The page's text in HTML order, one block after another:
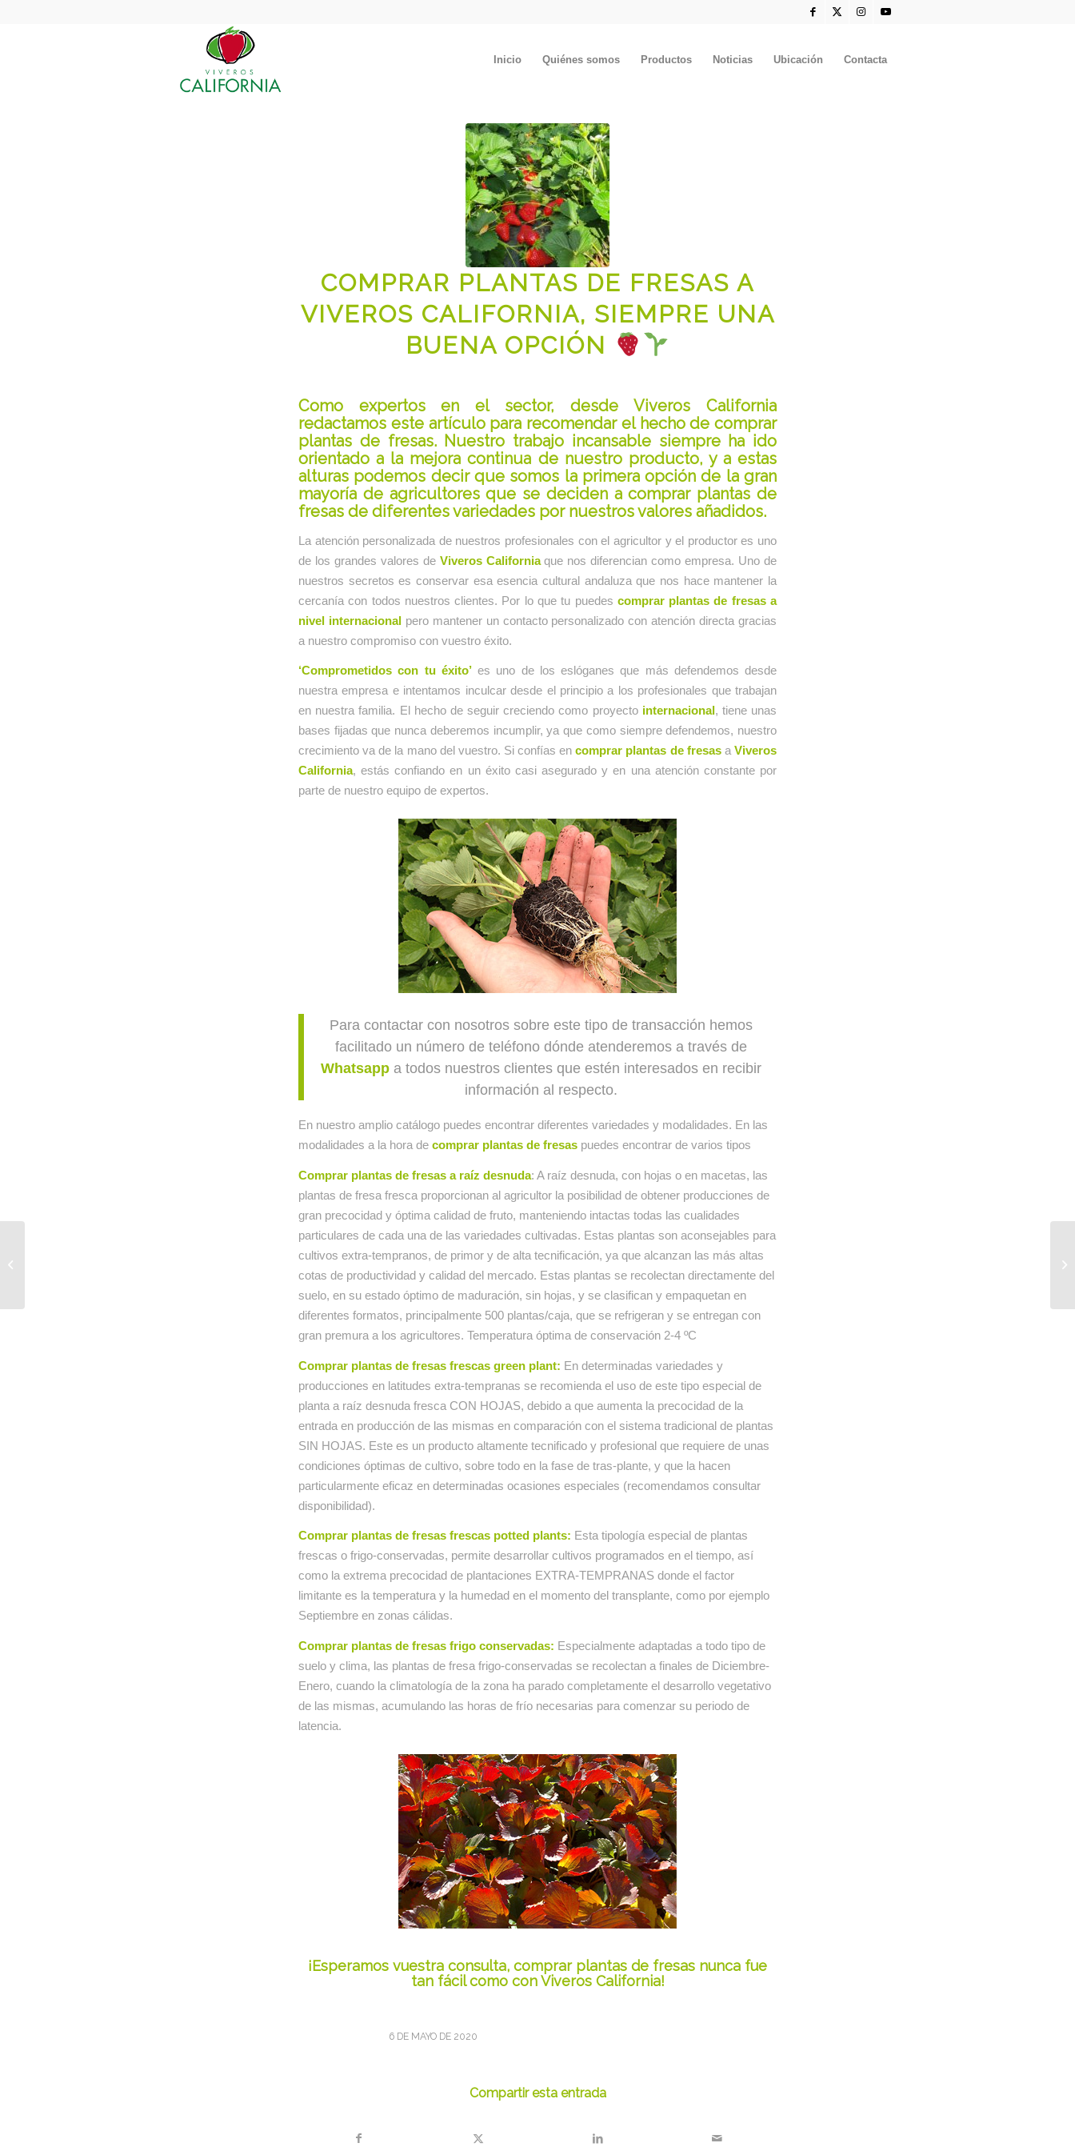
Inicio Quiénes somos Productos Noticias Ubicación Contacta
COMPRAR PLANTAS DE FRESAS A
VIVEROS CALIFORNIA, SIEMPRE UNA
BUENA OPCIÓN
Como expertos en el sector, desdeViveros California
redactamos este artículo para recomendar el hecho de comprar
plantas de fresas. Nuestro trabajo incansable siempre ha ido
orientado a la mejora continua de nuestro producto, y a estas
alturas podemos decir que somos la primera opción de la gran
mayoría de agricultores que se deciden acomprar plantas de
fresas de diferentes variedades por nuestros valores añadidos.
La atención personalizada de nuestros profesionales con el agricultor y el productor es uno
de los grandes valores de Viveros Californiaque nos diferencian como empresa. Uno de
nuestros secretos es conservar esa esencia cultural andaluza que nos hace mantener la
cercanía con todos nuestros clientes. Por lo que tu puedes comprar plantas de fresas a
nivel internacionalpero mantener un contacto personalizado con atención directa gracias
a nuestro compromiso con vuestro éxito.
‘Comprometidos con tu éxito’es uno de los eslóganes que más defendemos desde
nuestra empresa e intentamos inculcar desde el principio a los profesionales que trabajan
en nuestra familia. El hecho de seguir creciendo como proyecto internacional, tiene unas
bases fijadas que nunca deberemos incumplir, ya que como siempre defendemos, nuestro
crecimiento va de la mano del vuestro. Si confías encomprar plantas de fresasaViveros
California, estás confiando en un éxito casi asegurado y en una atención constante por
parte de nuestro equipo de expertos.
Para contactar con nosotros sobre este tipo de transacción hemos
facilitado un número de teléfono dónde atenderemos a través de
Whatsappa todos nuestros clientes que estén interesados en recibir
información al respecto.
En nuestro amplio catálogo puedes encontrar diferentes variedades y modalidades. En las
modalidades a la hora de comprar plantas de fresas puedes encontrar de varios tipos
Comprar plantas de fresas a raíz desnuda: A raíz desnuda, con hojas o en macetas, las
plantas de fresa fresca proporcionan al agricultor la posibilidad de obtener producciones de
gran precocidad y óptima calidad de fruto, manteniendo intactas todas las cualidades
particulares de cada una de las variedades cultivadas. Estas plantas son aconsejables para
cultivos extra-tempranos, de primor y de alta tecnificación, ya que alcanzan las más altas
cotas de productividad y calidad del mercado. Estas plantas se recolectan directamente del
suelo, en su estado óptimo de maduración, sin hojas, y se clasifican y empaquetan en
diferentes formatos, principalmente 500 plantas/caja, que se refrigeran y se entregan con
gran premura a los agricultores. Temperatura óptima de conservación 2-4 ºC
Comprar plantas de fresas frescas green plant: En determinadas variedades y
producciones en latitudes extra-tempranas se recomienda el uso de este tipo especial de
planta a raíz desnuda fresca CON HOJAS, debido a que aumenta la precocidad de la
entrada en producción de las mismas en comparación con el sistema tradicional de plantas
SIN HOJAS. Este es un producto altamente tecnificado y profesional que requiere de unas
condiciones óptimas de cultivo, sobre todo en la fase de tras-plante, y que la hacen
particularmente eficaz en determinadas ocasiones especiales (recomendamos consultar
disponibilidad).
Comprar plantas de fresas frescas potted plants: Esta tipología especial de plantas
frescas o frigo-conservadas, permite desarrollar cultivos programados en el tiempo, así
como la extrema precocidad de plantaciones EXTRA-TEMPRANAS donde el factor
limitante es la temperatura y la humedad en el momento del transplante, como por ejemplo
Septiembre en zonas cálidas.
Comprar plantas de fresas frigo conservadas: Especialmente adaptadas a todo tipo de
suelo y clima, las plantas de fresa frigo-conservadas se recolectan a finales de Diciembre-
Enero, cuando la climatología de la zona ha parado completamente el desarrollo vegetativo
de las mismas, acumulando las horas de frío necesarias para comenzar su periodo de
latencia.
¡Esperamos vuestra consulta, comprar plantas de fresas nunca fue
tan fácil como con Viveros California!
6 DE MAYO DE 2020
Compartir esta entrada